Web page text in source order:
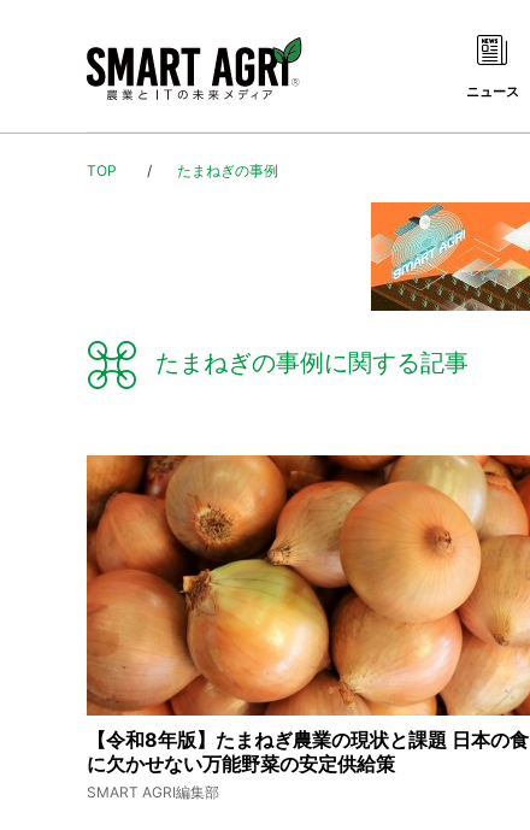
ニュース
TOP たまねぎの事例
たまねぎの事例に関する記事
【令和8年版】たまねぎ農業の現状と課題 日本の食
に欠かせない万能野菜の安定供給策
SMART AGRI編集部